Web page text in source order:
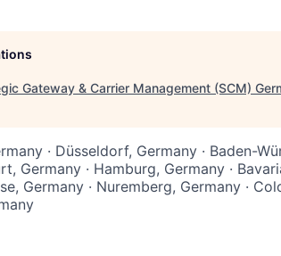
Gateway & Carrier Management (SCM)
· Düsseldorf, Germany · Baden-
Germany · Hamburg, Germany ·
Germany · Nuremberg, Germany ·